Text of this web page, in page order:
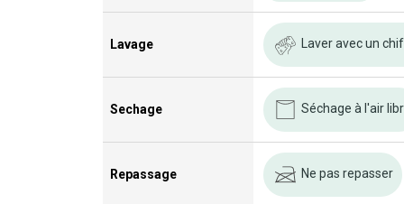
Lavage Laver avec un
Sechage Séchage à l'air
Repassage Ne pas repasser